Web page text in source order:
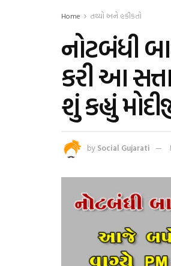
Home તથ્યો અને હકીકતો
નોટબંધી
કરી આ
શું કહ્યું
by Social Gujarati